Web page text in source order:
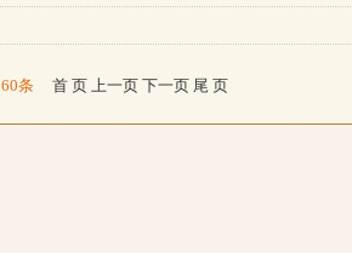
60条 首 页 上一页 下一页 尾 页